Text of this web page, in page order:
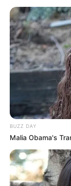
10 Desain
Tidur,
Kamar Raja
Tampil
Hasil
90 Tahun
BUZZ DAY
Malia Obama's